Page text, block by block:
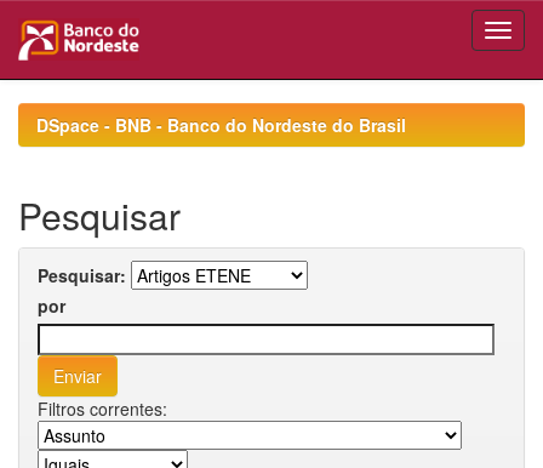
navigationDSpace - BNB - Banco do Nordeste do Brasil
Pesquisar
Pesquisar:
por
Filtros correntes: